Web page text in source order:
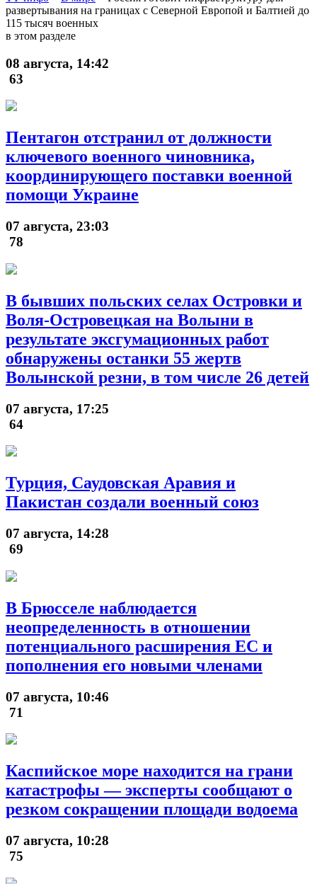
развертывания на границах с Северной Европой и Балтией до
115 тысяч военных
в этом разделе
08 августа, 14:42
63
Пентагон отстранил от должности
ключевого военного чиновника,
координирующего поставки военной
помощи Украине
07 августа, 23:03
78
В бывших польских селах Островки и
Воля-Островецкая на Волыни в
результате эксгумационных работ
обнаружены останки 55 жертв
Волынской резни, в том числе 26 детей
07 августа, 17:25
64
Турция, Саудовская Аравия и
Пакистан создали военный союз
07 августа, 14:28
69
В Брюсселе наблюдается
неопределенность в отношении
потенциального расширения ЕС и
пополнения его новыми членами
07 августа, 10:46
71
Каспийское море находится на грани
катастрофы — эксперты сообщают о
резком сокращении площади водоема
07 августа, 10:28
75